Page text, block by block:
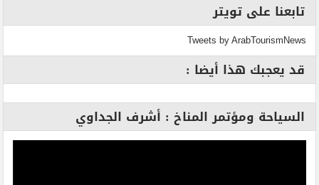
تابعنا على تويتر
Tweets by ArabTourismNews
قد يعجبك هذا أيضا :
السياحة ومؤتمر المناخ : أشرف الجداوي